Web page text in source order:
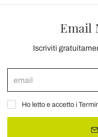
Email
Iscriviti
Ho letto e accetto i